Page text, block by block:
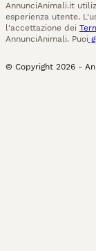
AnnunciAnimali.it
esperienza utente.
l'accettazione dei
AnnunciAnimali. Puoi
© Copyright 2026 -